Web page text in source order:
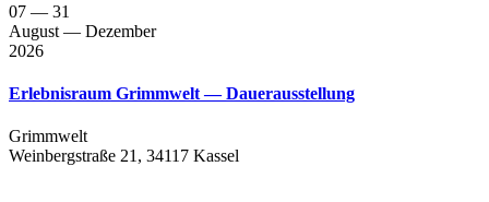
07 — 31
August — Dezember
2026
Erlebnisraum Grimmwelt — Dauerausstellung
Grimm­welt
Wein­berg­stra­ße 21, 34117 Kassel